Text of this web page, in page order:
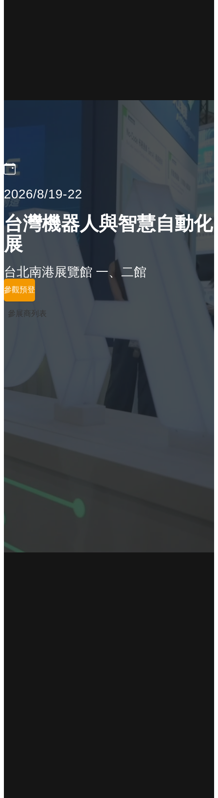
2026/8/19-22
台灣機器人與智慧自動化
展
台北南港展覽館 一、二館
參觀預登
參展商列表